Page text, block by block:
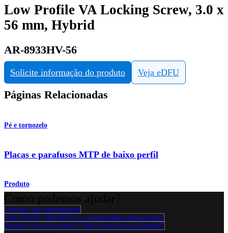
Low Profile VA Locking Screw, 3.0 x
56 mm, Hybrid
AR-8933HV-56
Solicite informação do produto Veja eDFU
Páginas Relacionadas
Pé e tornozelo
Placas e parafusos MTP de baixo perfil
Produto
Contacte um representante
Veja eventos, laboratórios e oportunidades educacionais
Inscreva-se para receber: O que há de novo na Arthrex?